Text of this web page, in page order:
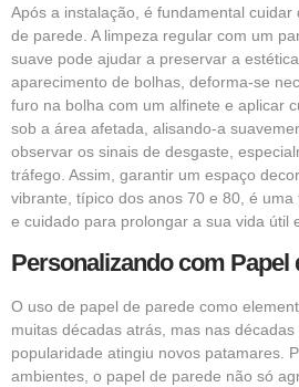
Após a instalação, é fundamental
de parede. A limpeza regular com um
suave pode ajudar a preservar a
aparecimento de bolhas, deforma-se
furo na bolha com um alfinete e aplicar
sob a área afetada, alisando-a
observar os sinais de desgaste,
tráfego. Assim, garantir um espaço
vibrante, típico dos anos 70 e 80, é
e cuidado para prolongar a sua vida útil
Personalizando com Papel
O uso de papel de parede como
muitas décadas atrás, mas nas
popularidade atingiu novos patamares.
ambientes, o papel de parede não só